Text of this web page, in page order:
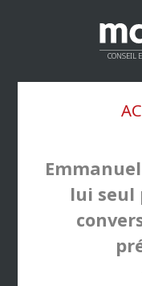
CONSEIL
PROPOSITION DE
lui seul